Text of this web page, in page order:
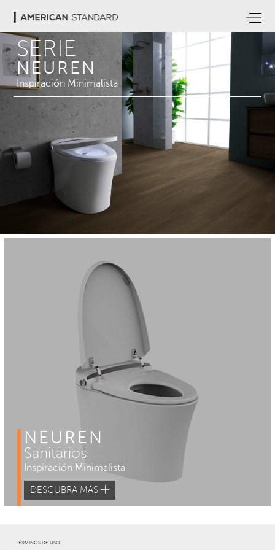
SERIE
NEUREN
Inspiración Minimalista
NEUREN
Sanitarios
Inspiración Minimalista
DESCUBRA MÁS
TÉRMINOS DE USO